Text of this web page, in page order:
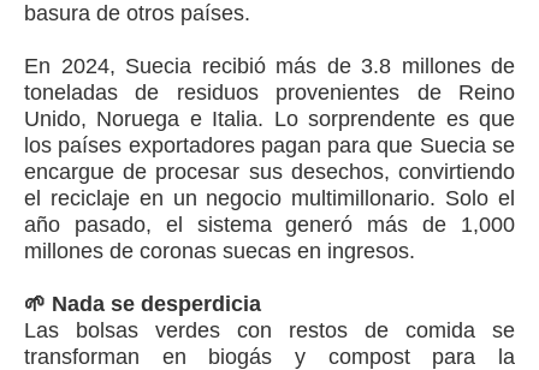
basura de otros países.
En 2024, Suecia recibió más de 3.8 millones de
toneladas de residuos provenientes de Reino
Unido, Noruega e Italia. Lo sorprendente es que
los países exportadores pagan para que Suecia se
encargue de procesar sus desechos, convirtiendo
el reciclaje en un negocio multimillonario. Solo el
año pasado, el sistema generó más de 1,000
millones de coronas suecas en ingresos.
🌱 Nada se desperdicia
Las bolsas verdes con restos de comida se
transforman en biogás y compost para la